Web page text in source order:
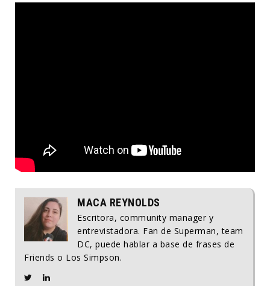
MACA REYNOLDS
Escritora, community manager y
entrevistadora. Fan de Superman, team
DC, puede hablar a base de frases de
Friends o Los Simpson.